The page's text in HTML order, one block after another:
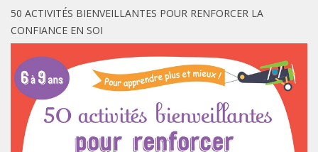
50 ACTIVITÉS BIENVEILLANTES POUR RENFORCER LA
CONFIANCE EN SOI